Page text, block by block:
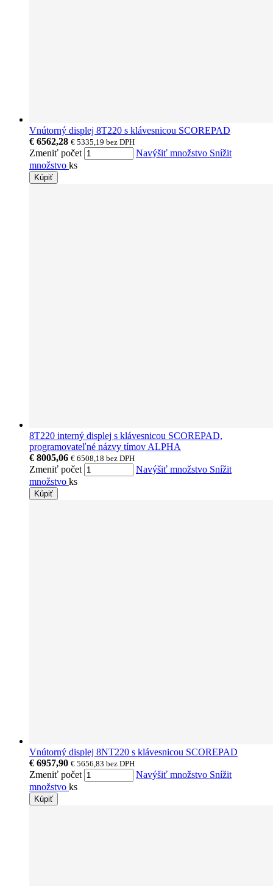
Vnútorný displej 8T220 s klávesnicou SCOREPAD
€ 6562,28 € 5335,19 bez DPH
Zmeniť počet Navýšiť množstvo Snížit
množstvo ks
Kúpiť
8T220 interný displej s klávesnicou SCOREPAD,
programovateľné názvy tímov ALPHA
€ 8005,06 € 6508,18 bez DPH
Zmeniť počet Navýšiť množstvo Snížit
množstvo ks
Kúpiť
Vnútorný displej 8NT220 s klávesnicou SCOREPAD
€ 6957,90 € 5656,83 bez DPH
Zmeniť počet Navýšiť množstvo Snížit
množstvo ks
Kúpiť